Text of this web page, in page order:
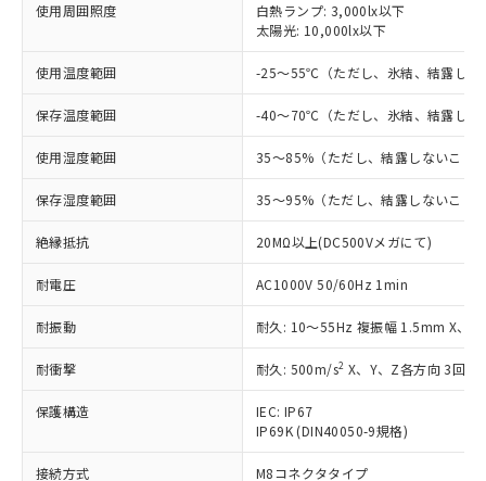
使用周囲照度
白熱ランプ: 3,000lx以下
太陽光: 10,000lx以下
使用温度範囲 -25～55℃（ただし、氷結、結露しな
保存温度範囲 -40～70℃（ただし、氷結、結露しな
使用湿度範囲 35～85%（ただし、結露しないこと
保存湿度範囲 35～95%（ただし、結露しないこと
絶縁抵抗 20MΩ以上(DC500Vメガにて)
耐電圧 AC1000V 50/60Hz 1min
耐振動 耐久: 10～55Hz 複振幅 1.5mm X、Y
耐衝撃 耐久: 500m/s2 X、Y、Z各方向 3回
保護構造
IEC: IP67
IP69K (DIN40050-9規格)
接続方式 M8コネクタタイプ
ご利用条件
以下の条件をお読みいただき、同意のうえ
ご利用ください。
本サービスは、当社制御機器事業取扱
商品の当社在庫状況および標準価格
(税抜)を提供させていただくもので
当社制御機器事業取扱商品の中には、
本サービスの対象外となる商品もある
ことをご了承ください。
在庫状況および標準価格照会結果は、
記載している更新日時点での社内デー
タに基づき作成されるものであり、閲
覧された時点での実際の在庫および標
対応済み：EU RoHS指令（10物質）の
非含有に対応した製品が提供可能な商品で
す。
対応予定：EU RoHS指令（10物質）の非含
有に対応した製品に切り替える予定のある
対応予定なし：EU RoHS指令（10物質）の
定はありません。
調査・確認中：EU RoHS指令（10物質）の
非含有の対応状況を調査中または確認中の
非該当品：ライセンス料など無形物で、有
害物質有無と関係のない商品です。
仕入先様の事情により、非含有部品として
いたものが、含有品と判明した場合などや
むを得ず変更することがあります。
鉛(Pb) 1000ppm以下、 水銀(Hg) 1000ppm以下、 カド
ミウム(Cd) 100ppm以下、
※1 中国RoHS○×表
「○」：最大均質材料含有率が中国RoHSの
基準値以下であることを示します。
「×」：最大均質材料含有率が中国RoHSの
基準値を超えていることを示します。
「－」：未確認です。当社販売部門へお問
い合わせください。
*中国RoHS10物質の基準値 (GB/T26572)：
Pb(鉛) :1000ppm、 Hg(水銀) : 1000ppm、 Cd(カドミウ
当社は、これら貴社製品のうち、外国
為替および外国貿易法に定める商品
（以下｢規制貨物等」という）を輸出
または国外への提供する場合は、日本
国政府の輸出許可(または役務取引許